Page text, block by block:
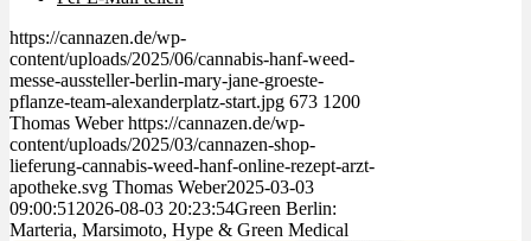
https://cannazen.de/wp-
content/uploads/2025/06/cannabis-hanf-weed-
messe-aussteller-berlin-mary-jane-groeste-
pflanze-team-alexanderplatz-start.jpg 673 1200
Thomas Weber https://cannazen.de/wp-
content/uploads/2025/03/cannazen-shop-
lieferung-cannabis-weed-hanf-online-rezept-arzt-
apotheke.svg Thomas Weber2025-03-03
09:00:51 2026-08-03 20:23:54Green Berlin:
Marteria, Marsimoto, Hype & Green Medical